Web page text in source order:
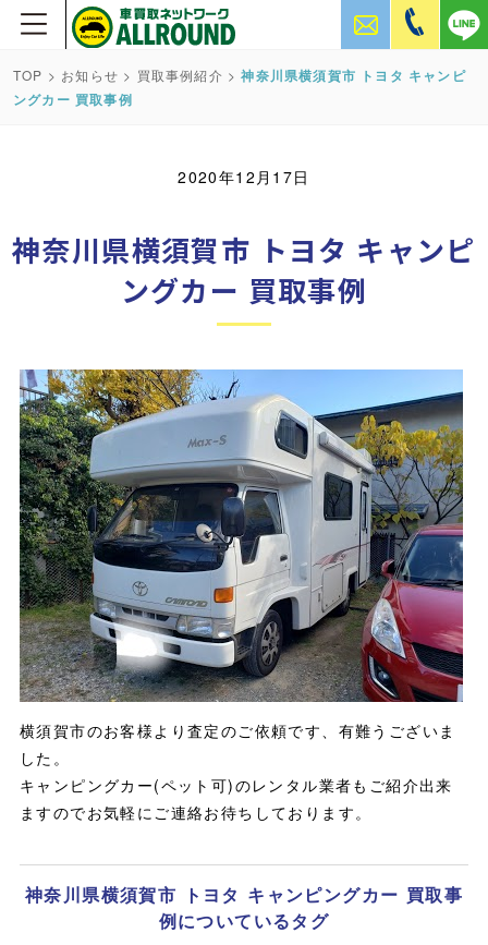
TOP > お知らせ > 買取事例紹介 >神奈川県横須賀市 トヨタ キャンピ
ングカー 買取事例
2020年12月17日
神奈川県横須賀市 トヨタ キャンピ
ングカー 買取事例
横須賀市のお客様より査定のご依頼です、有難うございま
した。
キャンピングカー(ペット可)のレンタル業者もご紹介出来
ますのでお気軽にご連絡お待ちしております。
神奈川県横須賀市 トヨタ キャンピングカー 買取事
例についているタグ